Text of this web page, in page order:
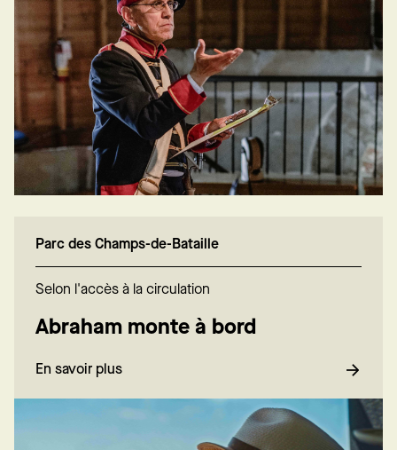
Parc des Champs-de-Bataille
Selon l'accès à la circulation
Abraham monte à bord
En savoir plus